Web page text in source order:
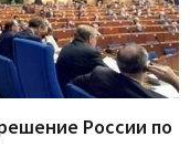
России по